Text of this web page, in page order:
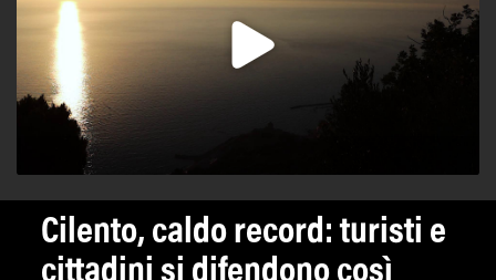
Cilento, caldo record: turisti e